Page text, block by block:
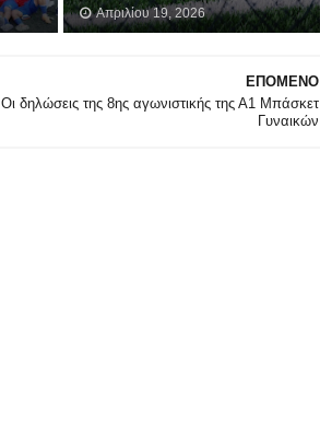
Απριλίου 19, 2026
ΕΠΟΜΕΝΟ
Οι δηλώσεις της 8ης αγωνιστικής της Α1 Μπάσκετ
Γυναικών